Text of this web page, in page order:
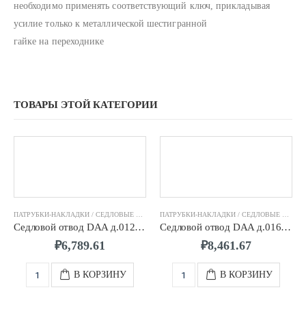
необходимо применять соответствующий ключ, прикладывая
усилие только к металлической шестигранной
гайке на переходнике
ТОВАРЫ ЭТОЙ КАТЕГОРИИ
ПАТРУБКИ-НАКЛАДКИ / СЕДЛОВЫЕ ОТВОДЫ FRIALEN ,ФИТИНГИ ЭЛЕКТРОСВАРНЫЕ
Седловой отвод DAA д.0125/0063 SDR11 ПЭ100 FRIALEN
₽6,789.61
В КОРЗИНУ
ПАТРУБКИ-НАКЛАДКИ / СЕДЛОВЫЕ ОТВОДЫ FRIALEN
Седловой отвод DAA д.0160/0050 SDR11 ПЭ100 FRIALEN
₽8,461.67
В КОРЗИНУ